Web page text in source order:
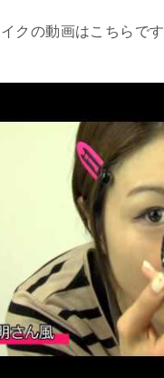
クの動画はこちらです